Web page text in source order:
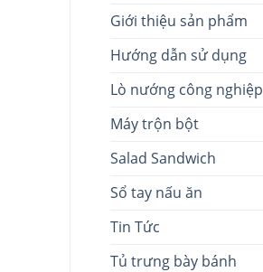
Giới thiệu sản phẩm
Hướng dẫn sử dụng
Lò nướng công nghiệp
Máy trộn bột
Salad Sandwich
Sổ tay nấu ăn
Tin Tức
Tủ trưng bày bánh